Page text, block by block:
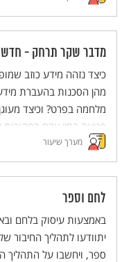
במה הוא מוּעָד ומה אנחנו
מדבר שקר תרחק -
כיצד נזהה מידע כוזב
מהן הסכנות בהעברת
מלחמה בפרט? וכיצד
פגיעה בחיי אדם במקורות
מערך שיעור
לחם וספר
באמצעות עיסוק בלחם
יתוודעו לתהליך החיבור
ספר, ויחשבו על התהליך